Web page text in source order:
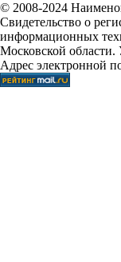
© 2008-2024
Свидетельство о
информационных
Московской области.
Адрес электронной